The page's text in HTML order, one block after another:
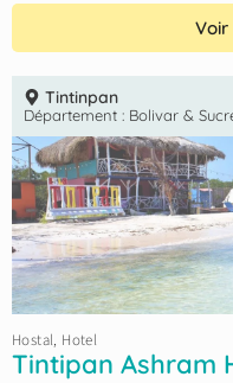
Tintinpan
Département : Bolivar &
Hostal, Hotel
Tintipan Ashram